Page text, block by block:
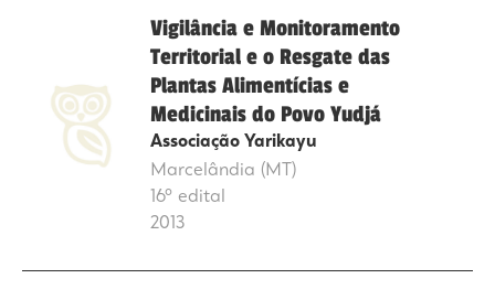
Vigilância e Monitoramento
Territorial e o Resgate das
Plantas Alimentícias e
Medicinais do Povo Yudjá
Associação Yarikayu
Marcelândia (MT)
16º edital
2013